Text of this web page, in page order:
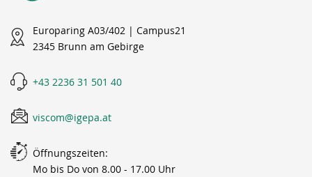
Europaring A03/402 | Campus21
2345 Brunn am Gebirge
+43 2236 31 501 40
viscom@igepa.at
Öffnungszeiten:
Mo bis Do von 8.00 - 17.00 Uhr